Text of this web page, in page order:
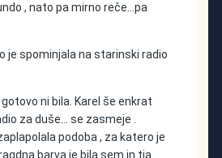
, nato pa mirno reče...pa
je spominjala na starinski radio
ni bila. Karel še enkrat
za duše... se zasmeje .
podoba , za katero je
barva je bila sem in tja